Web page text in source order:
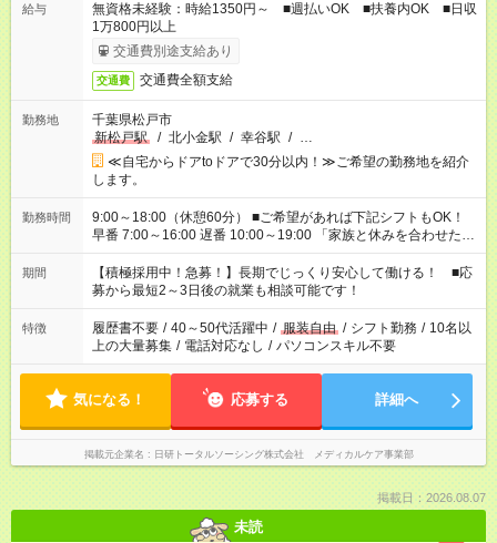
給与
無資格未経験：時給1350円～ ■週払いOK ■扶養内OK ■日収
1万800円以上
交通費別途支給あり
交通費 交通費全額支給
勤務地
千葉県松戸市
新松戸駅
/ 北小金駅 / 幸谷駅 / …
≪自宅からドアtoドアで30分以内！≫ご希望の勤務地を紹介
します。
勤務時間
9:00～18:00（休憩60分） ■ご希望があれば下記シフトもOK！
早番 7:00～16:00 遅番 10:00～19:00 「家族と休みを合わせた
い」 「余裕を持って夕飯の準備がしたい」 「できれば残業はし
たくない」 など、ご希望を教えてくださいね。 ※Wワーク希望
の方へ 今ご覧のお仕事で希望する勤務時間と、もう1つのお仕事
の勤務時間。 合計で週40時間を超える場合は応募できません。
期間
【積極採用中！急募！】長期でじっくり安心して働ける！ ■応
募から最短2～3日後の就業も相談可能です！
特徴 履歴書不要 / 40～50代活躍中 / 服装自由 / シフト勤務 / 10名以
上の大量募集 / 電話対応なし / パソコンスキル不要
気になる！ 応募する 詳細へ
掲載元企業名 日研トータルソーシング株式会社 メディカルケア事業部
掲載日：2026.08.07
未読